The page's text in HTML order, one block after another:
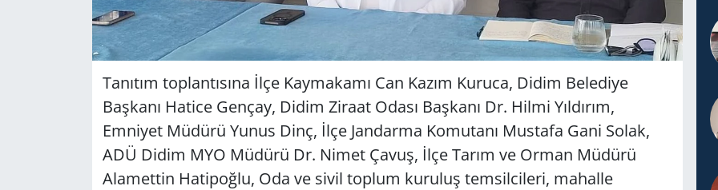
Tanıtım toplantısına İlçe Kaymakamı Can Kazım Kuruca, Didim Belediye
Başkanı Hatice Gençay, Didim Ziraat Odası Başkanı Dr. Hilmi Yıldırım,
Emniyet Müdürü Yunus Dinç, İlçe Jandarma Komutanı Mustafa Gani Solak,
ADÜ Didim MYO Müdürü Dr. Nimet Çavuş, İlçe Tarım ve Orman Müdürü
Alamettin Hatipoğlu, Oda ve sivil toplum kuruluş temsilcileri, mahalle
SAĞLIK